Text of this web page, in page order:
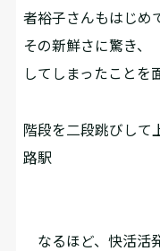
者裕子さんもはじめ
その新鮮さに驚き、
してしまったことを
階段を二段跳びして
路駅
なるほど、快活活